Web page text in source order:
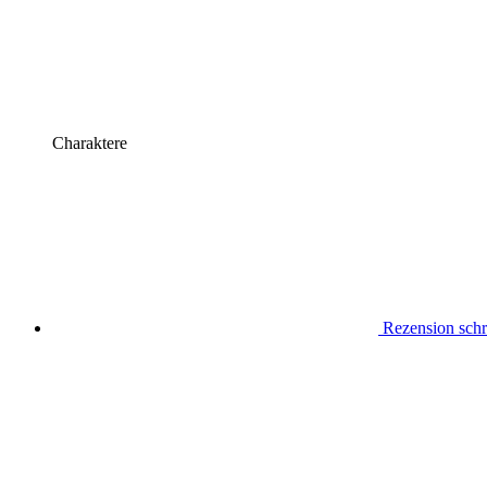
Charaktere
Rezension